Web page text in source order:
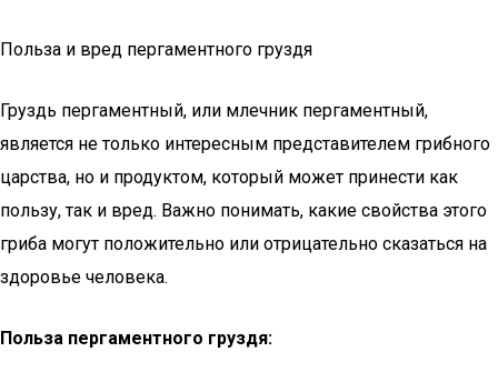
Польза и вред пергаментного груздя
Груздь пергаментный, или млечник пергаментный,
является не только интересным представителем грибного
царства, но и продуктом, который может принести как
пользу, так и вред. Важно понимать, какие свойства этого
гриба могут положительно или отрицательно сказаться на
здоровье человека.
Польза пергаментного груздя: